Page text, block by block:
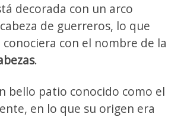
decorada con un arco
de guerreros, lo que
conociera con el nombre de la
.
bello patio conocido como el
en lo que su origen era